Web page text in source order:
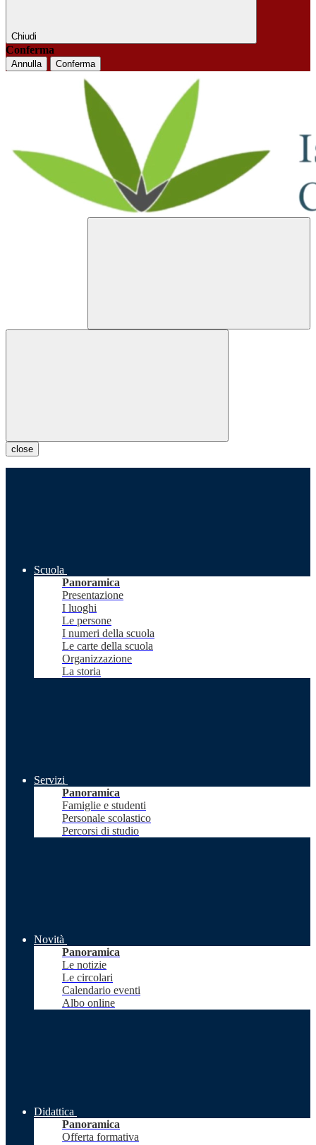
Chiudi
Conferma
Annulla Conferma
close
Scuola
Panoramica
Presentazione
I luoghi
Le persone
I numeri della scuola
Le carte della scuola
Organizzazione
La storia
Servizi
Panoramica
Famiglie e studenti
Personale scolastico
Percorsi di studio
Novità
Panoramica
Le notizie
Le circolari
Calendario eventi
Albo online
Didattica
Panoramica
Offerta formativa